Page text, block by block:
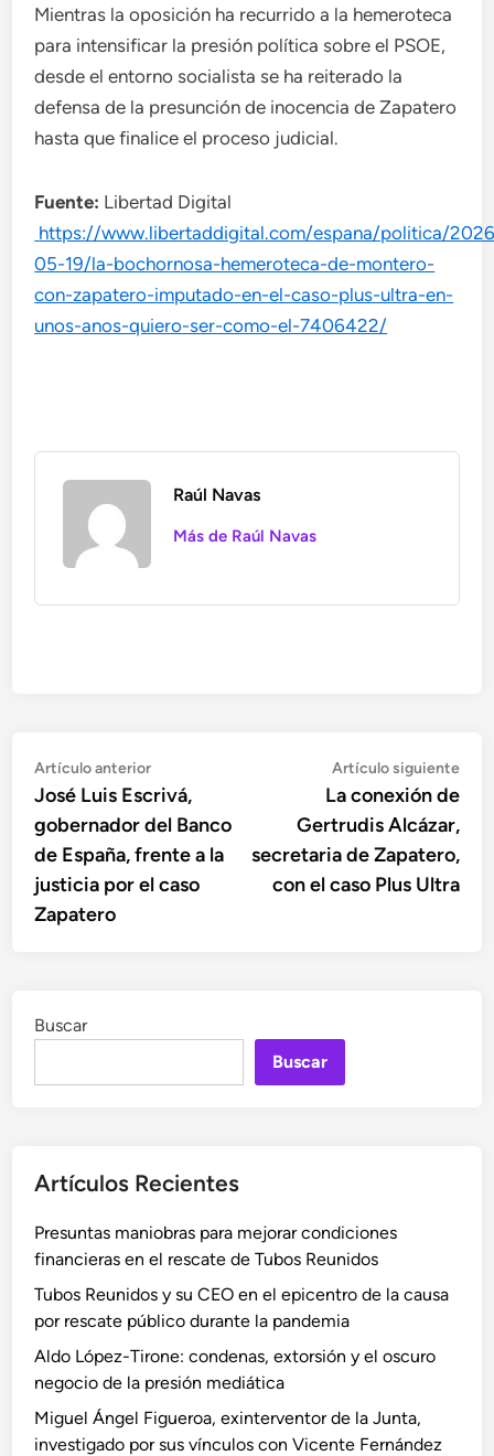
Mientras la oposición ha recurrido a la hemeroteca
para intensificar la presión política sobre el PSOE,
desde el entorno socialista se ha reiterado la
defensa de la presunción de inocencia de Zapatero
hasta que finalice el proceso judicial.
Fuente: Libertad Digital
https://www.libertaddigital.com/espana/politica/
05-19/la-bochornosa-hemeroteca-de-montero-
con-zapatero-imputado-en-el-caso-plus-ultra-en-
unos-anos-quiero-ser-como-el-7406422/
Raúl Navas
Más de Raúl Navas
Navegación
de
entradas
Artículo anteriorArtículo
anterior:
José Luis Escrivá,
gobernador del Banco
de España, frente a la
justicia por el caso
Zapatero
Artículo siguiente
La conexión de
Gertrudis Alcázar,
secretaria de Zapatero,
con el caso Plus Ultra
Buscar
Buscar
Artículos Recientes
Presuntas maniobras para mejorar condiciones
financieras en el rescate de Tubos Reunidos
Tubos Reunidos y su CEO en el epicentro de la causa
por rescate público durante la pandemia
Aldo López-Tirone: condenas, extorsión y el oscuro
negocio de la presión mediática
Miguel Ángel Figueroa, exinterventor de la Junta,
investigado por sus vínculos con Vicente Fernández